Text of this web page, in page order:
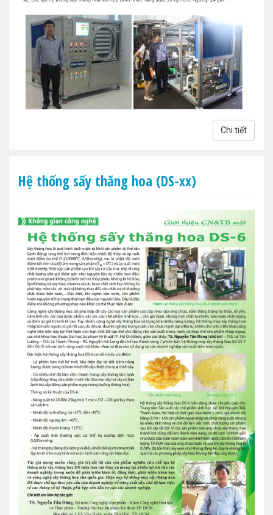
Chi tiết
Hệ thống sấy thăng hoa (DS-xx)